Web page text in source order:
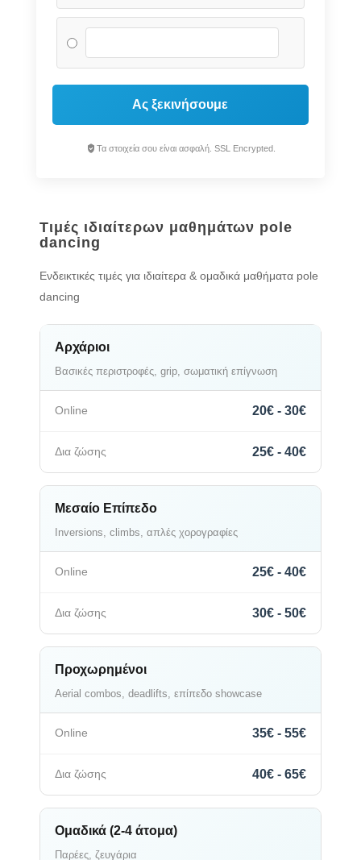
Ας ξεκινήσουμε
Τα στοιχεία σου είναι ασφαλή. SSL Encrypted.
Τιμές ιδιαίτερων μαθημάτων pole
dancing
Ενδεικτικές τιμές για ιδιαίτερα & ομαδικά μαθήματα pole
dancing
Αρχάριοι
Βασικές περιστροφές, grip, σωματική επίγνωση
20€ - 30€
25€ - 40€
Μεσαίο Επίπεδο
Inversions, climbs, απλές χορογραφίες
25€ - 40€
30€ - 50€
Προχωρημένοι
Aerial combos, deadlifts, επίπεδο showcase
35€ - 55€
40€ - 65€
Ομαδικά (2-4 άτομα)
Παρέες, ζευγάρια